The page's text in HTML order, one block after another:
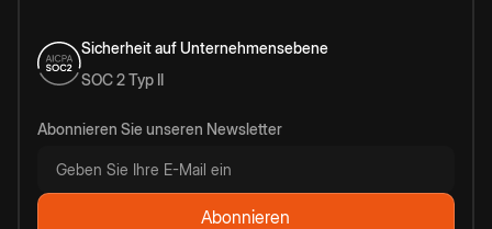
Sicherheit auf Unternehmensebene
SOC 2 Typ II
Abonnieren Sie unseren Newsletter